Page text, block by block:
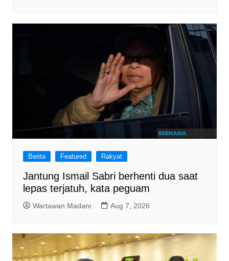
Berita Featured Rakyat
Jantung Ismail Sabri berhenti dua saat
lepas terjatuh, kata peguam
Wartawan Madani Aug 7, 2026